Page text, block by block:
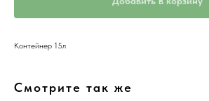
Контейнер 15л
Смотрите так же